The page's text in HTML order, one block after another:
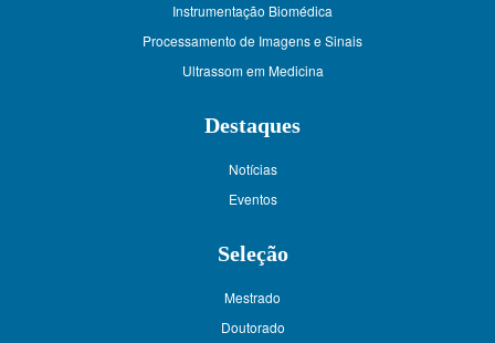
Instrumentação Biomédica
Processamento de Imagens e Sinais
Ultrassom em Medicina
Destaques
Notícias
Eventos
Seleção
Mestrado
Doutorado